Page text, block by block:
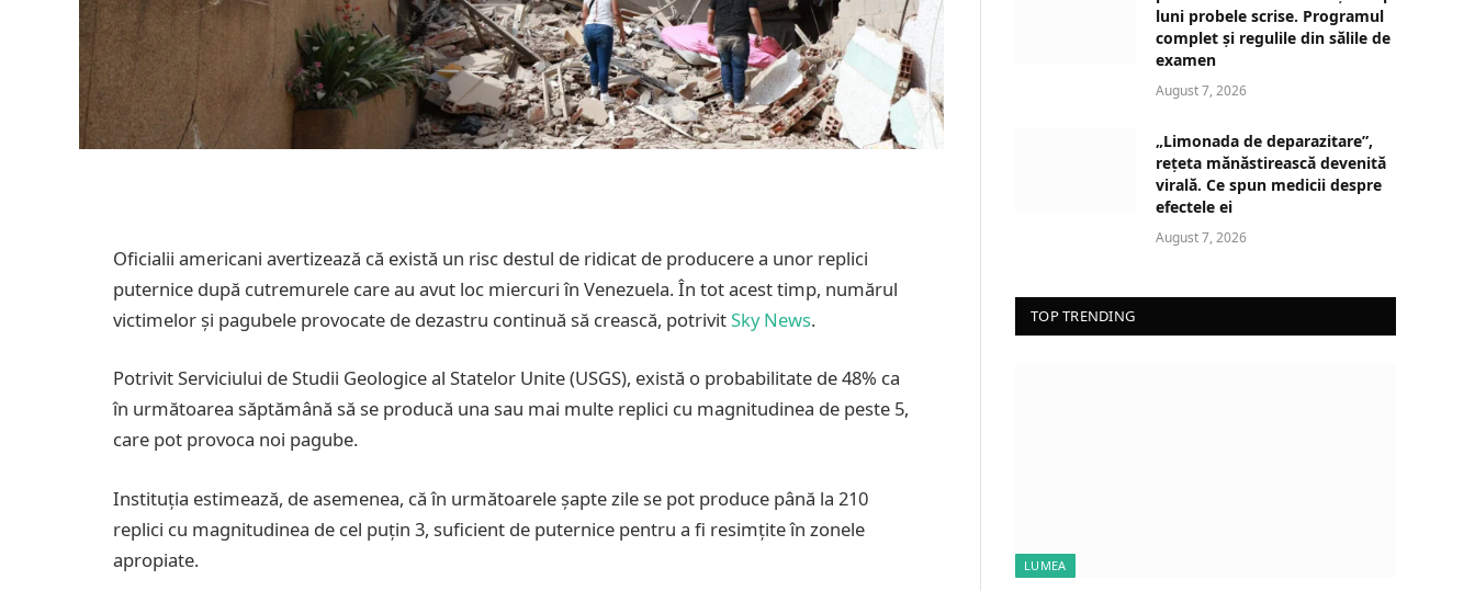
Oficialii americani avertizează că există un risc destul de ridicat de producere a unor replici
puternice după cutremurele care au avut loc miercuri în Venezuela. În tot acest timp, numărul
victimelor și pagubele provocate de dezastru continuă să crească, potrivitSky News.
Potrivit Serviciului de Studii Geologice al Statelor Unite (USGS), există o probabilitate de 48% ca
în următoarea săptămână să se producă una sau mai multe replici cu magnitudinea de peste 5,
care pot provoca noi pagube.
Instituția estimează, de asemenea, că în următoarele șapte zile se pot produce până la 210
replici cu magnitudinea de cel puțin 3, suficient de puternice pentru a fi resimțite în zonele
apropiate.
luni probele scrise. Programul
complet și regulile din sălile de
examen
August 7, 2026
„Limonada de deparazitare”,
rețeta mănăstirească devenită
virală. Ce spun medicii despre
efectele ei
August 7, 2026
TOP TRENDING
LUMEA